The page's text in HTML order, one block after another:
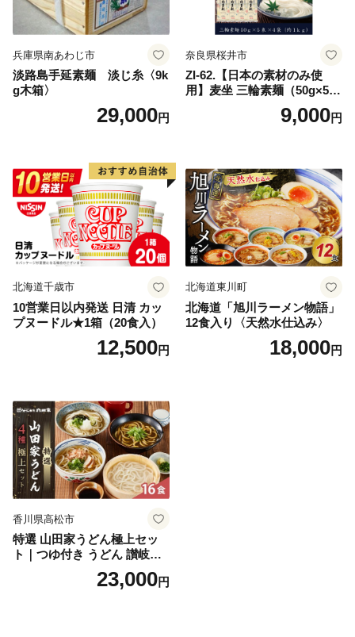
兵庫県南あわじ市
淡路島手延素麺 淡じ糸〈9k
g木箱〉
29,000円
奈良県桜井市
ZI-62.【日本の素材のみ使
用】麦坐 三輪素麺（50g×5束
9,000円
北海道千歳市
10営業日以内発送 日清 カッ
プヌードル★1箱（20食入）
12,500円
北海道東川町
北海道「旭川ラーメン物語」
12食入り〈天然水仕込み〉
18,000円
香川県高松市
特選 山田家うどん極上セッ
ト｜つゆ付き うどん 讃岐う
どん さぬきうどん 生麵 うど
んセット カレーうどん 生う
23,000円